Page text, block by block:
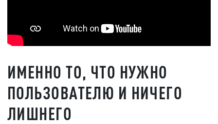
ИМЕННО ТО, ЧТО НУЖНО
ПОЛЬЗОВАТЕЛЮ И НИЧЕГО
ЛИШНЕГО